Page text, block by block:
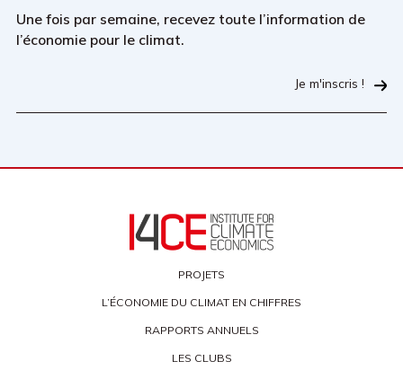
Une fois par semaine, recevez toute l’information de
l’économie pour le climat.
Je m'inscris !
PROJETS
L’ÉCONOMIE DU CLIMAT EN CHIFFRES
RAPPORTS ANNUELS
LES CLUBS